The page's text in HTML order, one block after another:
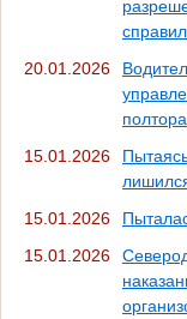
20.01.2026
15.01.2026
15.01.2026
15.01.2026